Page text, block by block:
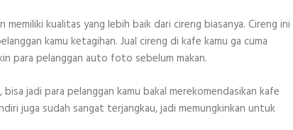
kualitas yang lebih baik dari cireng biasanya. Cireng ini
kamu ketagihan. Jual cireng di kafe kamu ga cuma
para pelanggan auto foto sebelum makan.
jadi para pelanggan kamu bakal merekomendasikan kafe
juga sudah sangat terjangkau, jadi memungkinkan untuk